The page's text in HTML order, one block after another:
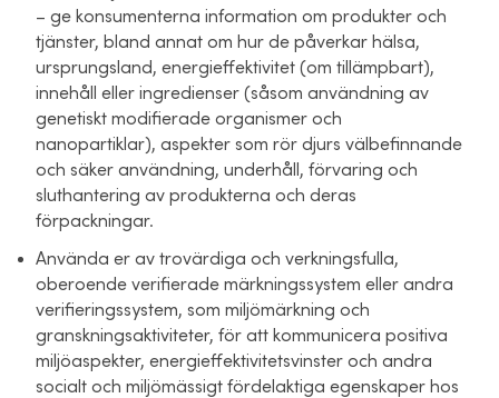
– ge konsumenterna information om produkter och
tjänster, bland annat om hur de påverkar hälsa,
ursprungsland, energieffektivitet (om tillämpbart),
innehåll eller ingredienser (såsom användning av
genetiskt modifierade organismer och
nanopartiklar), aspekter som rör djurs välbefinnande
och säker användning, underhåll, förvaring och
sluthantering av produkterna och deras
förpackningar.
Använda er av trovärdiga och verkningsfulla,
oberoende verifierade märkningssystem eller andra
verifieringssystem, som miljömärkning och
granskningsaktiviteter, för att kommunicera positiva
miljöaspekter, energieffektivitetsvinster och andra
socialt och miljömässigt fördelaktiga egenskaper hos